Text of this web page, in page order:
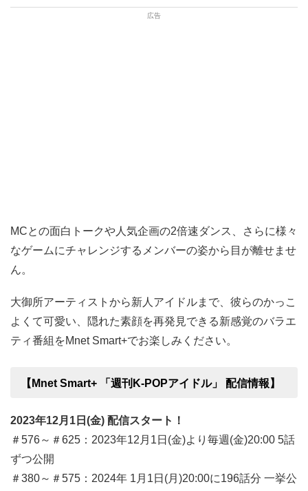
MCとの面白トークや人気企画の2倍速ダンス、さらに様々
なゲームにチャレンジするメンバーの姿から目が離せませ
ん。
大御所アーティストから新人アイドルまで、彼らのかっこ
よくて可愛い、隠れた素顔を再発見できる新感覚のバラエ
ティ番組をMnet Smart+でお楽しみください。
【Mnet Smart+ 「週刊K-POPアイドル」 配信情報】
2023年12月1日(金) 配信スタート！
＃576～＃625：2023年12月1日(金)より毎週(金)20:00 5話
ずつ公開
＃380～＃575：2024年 1月1日(月)20:00に196話分 一挙公